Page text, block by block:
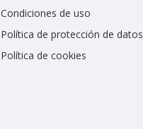
Condiciones de uso
Política de protección de datos
Política de cookies